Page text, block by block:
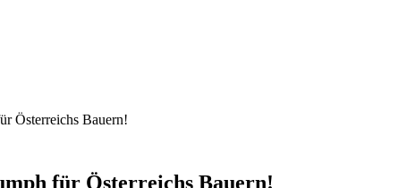
Österreichs Bauern!
für Österreichs Bauern!